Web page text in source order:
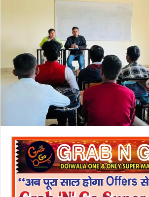
e
m
a
l